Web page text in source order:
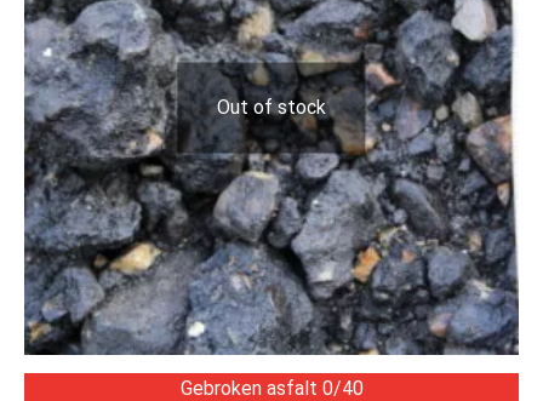
Out of stock
Gebroken asfalt 0/40